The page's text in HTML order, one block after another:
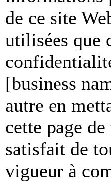
de ce site
utilisées que
[business
autre en
cette page
satisfait de
vigueur à